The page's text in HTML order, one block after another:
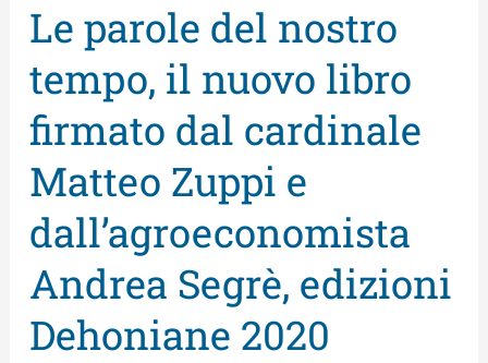
Le parole del nostro
tempo, il nuovo libro
firmato dal cardinale
Matteo Zuppi e
dall’agroeconomista
Andrea Segrè, edizioni
Dehoniane 2020
tempo,
il
nuovo
libro
firmato
dal
cardinale
Matteo